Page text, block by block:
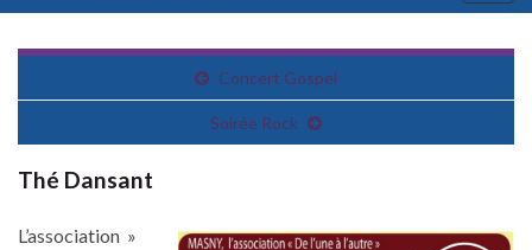
Concert Gospel
Soirée Rock
Thé Dansant
L’association »